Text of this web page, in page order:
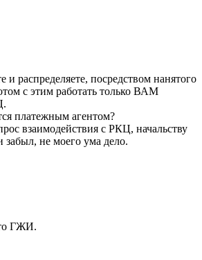
и распределяете, посредством нанятого
с этим работать только ВАМ
платежным агентом?
взаимодействия с РКЦ, начальству
забыл, не моего ума дело.
ГЖИ.